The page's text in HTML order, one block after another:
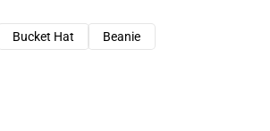
Bucket Hat
Beanie